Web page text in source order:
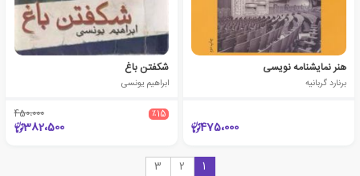
هنر نمایشنامه نویسی
برنارد گربانیه
475،000
شکفتن باغ
ابراهیم یونسی
٪15 450،000
382،500
1
2
3